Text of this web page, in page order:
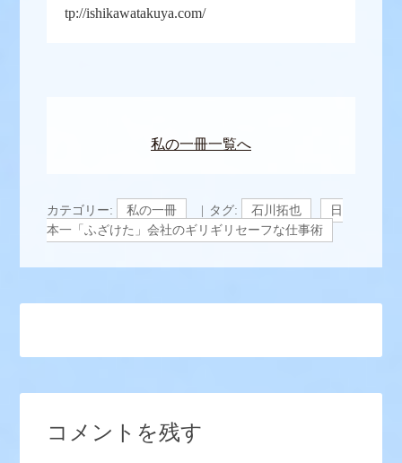
tp://ishikawatakuya.com/
私の一冊一覧へ
カテゴリー: 私の一冊 タグ: 石川拓也
日
本一「ふざけた」会社のギリギリセーフな仕事術
コメントを残す